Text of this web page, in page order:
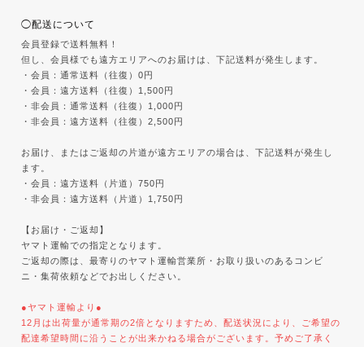
◯配送について
会員登録で送料無料！
但し、会員様でも遠方エリアへのお届けは、下記送料が発生します。
・会員：通常送料（往復）0円
・会員：遠方送料（往復）1,500円
・非会員：通常送料（往復）1,000円
・非会員：遠方送料（往復）2,500円
お届け、またはご返却の片道が遠方エリアの場合は、下記送料が発生し
ます。
・会員：遠方送料（片道）750円
・非会員：遠方送料（片道）1,750円
【お届け・ご返却】
ヤマト運輸での指定となります。
ご返却の際は、最寄りのヤマト運輸営業所・お取り扱いのあるコンビ
ニ・集荷依頼などでお出しください。
●ヤマト運輸より●
12月は出荷量が通常期の2倍となりますため、配送状況により、ご希望の
配達希望時間に沿うことが出来かねる場合がございます。予めご了承く